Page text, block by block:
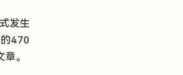
发生
470
。